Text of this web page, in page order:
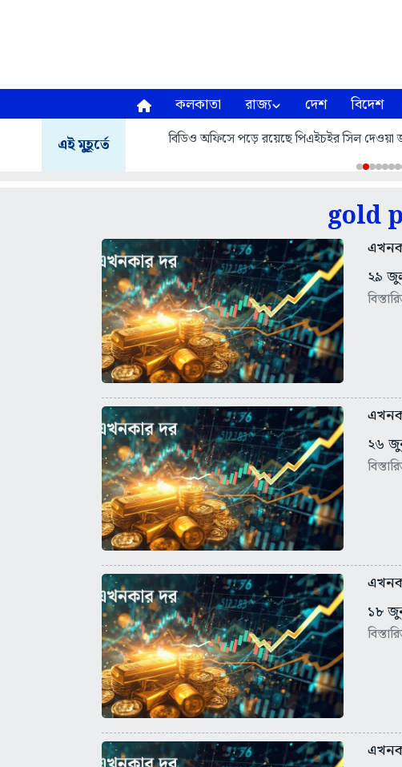
কলকাতা রাজ্য দেশ বিদেশ
এই মুহূর্তে বিডিও অফিসে পড়ে রয়েছে পিএইচইর সিল
gold
২৯
২৬
১৮